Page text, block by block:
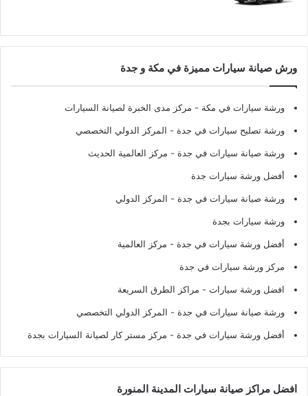
ورش صيانة سيارات مميزة في مكة و جدة
ورشة سيارات في مكة - مركز مدى الخبرة لصيانة السيارات
ورشة تصليح سيارات في جدة - المركز الدولي التخصصي
ورشة صيانة سيارات في جدة - مركز العالمية الحديث
أفضل ورشة سيارات جدة
ورشة صيانة سيارات في جدة - المركز الدولي
ورشة سيارات بجدة
أفضل ورشة سيارات في جدة - مركز العالمية
مركز ورشة سيارات في جدة
افضل ورشة سيارات - مراكز الطرق السريعة
ورشة صيانة سيارات في جدة - المركز الدولي التخصصي
أفضل ورشة سيارات في جدة - مركز مستر كار لصيانة السيارات بجدة
افضل مراكز صيانة سيارات المدينة المنورة